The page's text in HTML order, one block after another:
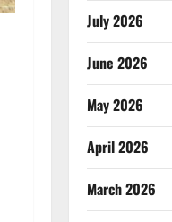
July 2026
June 2026
May 2026
April 2026
March 2026